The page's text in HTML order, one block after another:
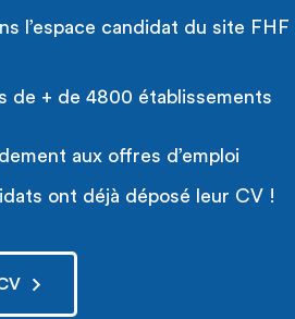
l’espace candidat du site FHF
de + de 4800 établissements
aux offres d’emploi
ont déjà déposé leur CV !